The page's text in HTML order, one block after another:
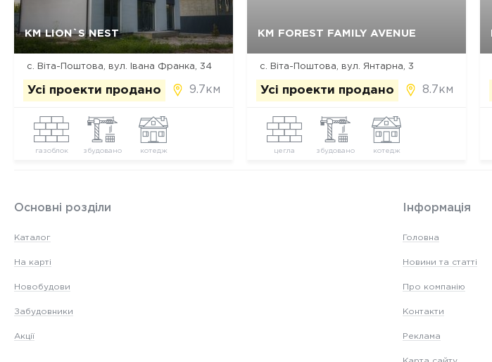
КМ LION`S NEST
с. Віта-Поштова, вул. Івана Франка, 34
Усі проекти продано 9.7км
газоблок збудовано котедж
Так, видалити Відміна КМ FOREST FAMILY AVENUE
с. Віта-Поштова, вул. Янтарна, 3
Усі проекти продано 8.7км
цегла збудовано котедж
Так, видалити Відміна
Основні розділи
Каталог
На карті
Новобудови
Забудовники
Акції
Інформація
Головна
Новини та статті
Про компанію
Контакти
Реклама